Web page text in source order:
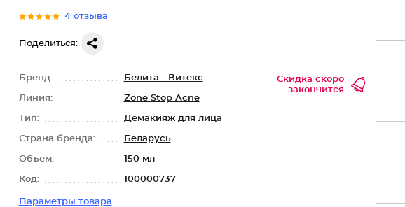
4 отзыва
Поделиться:
Бренд: Белита - Витекс
Линия: Zone Stop Acne
Тип: Демакияж для лица
Страна бренда: Беларусь
Объем: 150 мл
Код: 100000737
Скидка скоро
закончится
Параметры товара